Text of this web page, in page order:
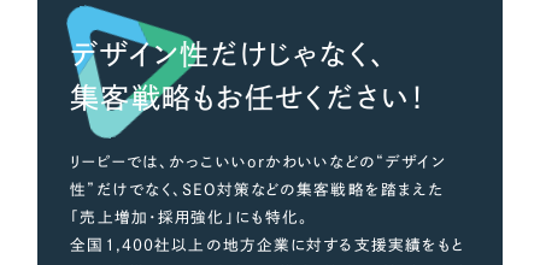
デザイン性だけじゃなく、
集客戦略もお任せください！
リーピーでは、かっこいいorかわいいなどの“デザイン
性”だけでなく、SEO対策などの集客戦略を踏まえた
「売上増加・採用強化」にも特化。
全国1,400社以上の地方企業に対する支援実績をもと